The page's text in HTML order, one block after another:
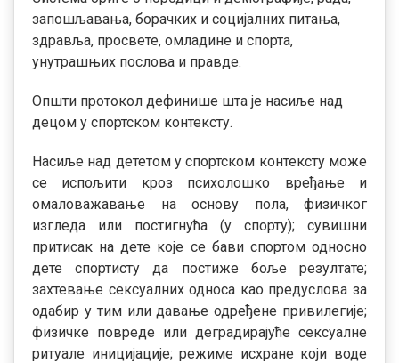
запошљавања, борачких и социјалних питања,
здравља, просвете, омладине и спорта,
унутрашњих послова и правде.
Општи протокол дефинише шта је насиље над
децом у спортском контексту.
Насиље над дететом у спортском контексту може
се испољити кроз психолошко вређање и
омаловажавање на основу пола, физичког
изгледа или постигнућа (у спорту); сувишни
притисак на дете које се бави спортом односно
дете спортисту да постиже боље резултате;
захтевање сексуалних односа као предуслова за
одабир у тим или давање одређене привилегије;
физичке повреде или деградирајуће сексуалне
ритуале иницијације; режиме исхране који воде